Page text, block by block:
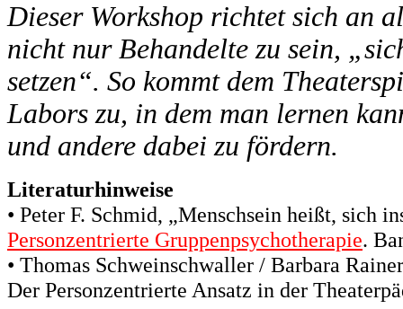
Dieser Workshop richtet sich an
nicht nur Behandelte zu sein,
setzen“. So kommt dem
Labors zu, in dem man lernen
und andere dabei zu fördern.
Literaturhinweise
• Peter F. Schmid, „Menschsein heißt, sich
Personzentrierte Gruppenpsychotherapie.
• Thomas Schweinschwaller / Barbara Rainer
Der Personzentrierte Ansatz in der